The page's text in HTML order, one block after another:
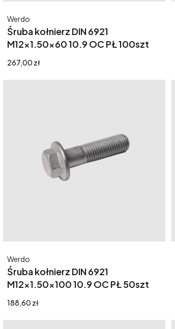
Śruba kołnierz DIN 6921
M12x1.50x60 10.9 OC PŁ 100szt
Producent
Werdo
Cena
267,00 zł
Śruba kołnierz DIN 6921
M12x1.50x100 10.9 OC PŁ 50szt
Producent
Werdo
Cena
188,60 zł